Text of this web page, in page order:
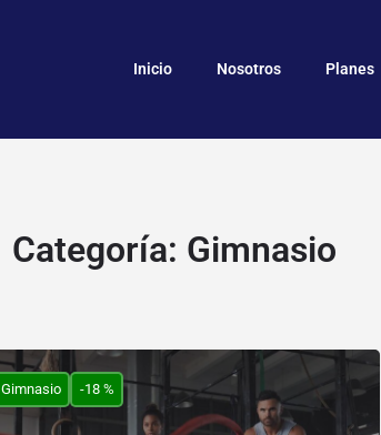
Inicio Nosotros Planes
Categoría: Gimnasio
Gimnasio -18 %